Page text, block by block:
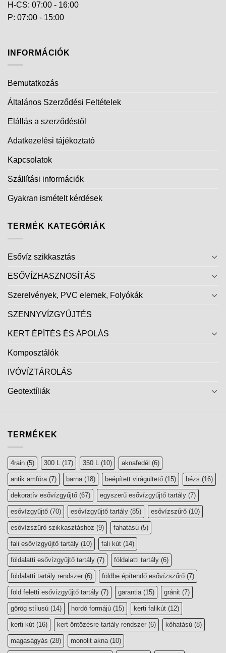
H-CS: 07:00 - 16:00
P: 07:00 - 15:00
INFORMÁCIÓK
Bemutatkozás
Általános Szerződési Feltételek
Elállás a szerződéstől
Adatkezelési tájékoztató
Kapcsolatok
Szállítási információk
Gyakran ismételt kérdések
TERMÉK KATEGÓRIÁK
Esővíz szikkasztás
ESŐVÍZHASZNOSÍTÁS
Szerelvények, PVC elemek, Folyókák
SZENNYVÍZGYŰJTÉS
KERT ÉPÍTÉS ÉS ÁPOLÁS
Komposztálók
IVÓVÍZTÁROLÁS
Geotextíliák
TERMÉKEK
4rain (5) 300 L (17) 350 L (10) aknafedél (6)
antik amfóra (7) barna (18) beépített virágültető (15) bézs (16)
dekoratív esővízgyűjtő (67) egyszerű esővízgyűjtő tartály (7)
esővízgyűjtő (70) esővízgyűjtő tartály (85) esővízszűrő (10)
esővízszűrő szikkasztáshoz (9) fahatású (5)
fali esővízgyűjtő tartály (10) fali kút (14)
földalatti esővízgyűjtő tartály (7) földalatti tartály (6)
földalatti tartály rendszer (6) földbe építendő esővízszűrő (7)
föld feletti esővízgyűjtő tartály (7) garantia (15) gránit (7)
görög stílusú (14) hordó formájú (15) kerti falikút (12)
kerti kút (16) kert öntözésre tartály rendszer (6) kőhatású (8)
magaságyás (28) monolit akna (10)